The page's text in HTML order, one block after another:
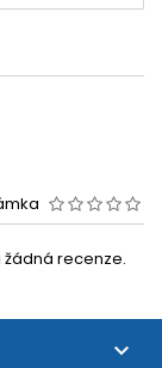
recenze.
